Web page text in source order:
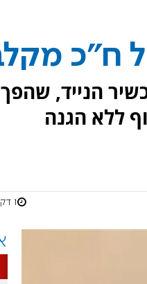
ח"כ
הנייד, שהפך
ללא הגנה
1 דקות